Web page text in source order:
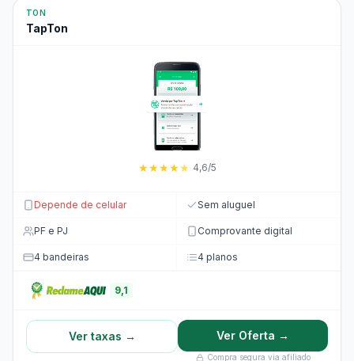
TON
TapTon
★★★★★ 4,6/5
Depende de celular Sem aluguel
PF e PJ Comprovante digital
4 bandeiras 4 planos
9,1
Ver taxas → Ver Oferta →
Compra segura via afiliado